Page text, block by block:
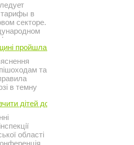
в
секторе.
в
на
пройшла акція ...
та
в темну
сектору
відділу
міста
...
дітей дотримуватися ...
області